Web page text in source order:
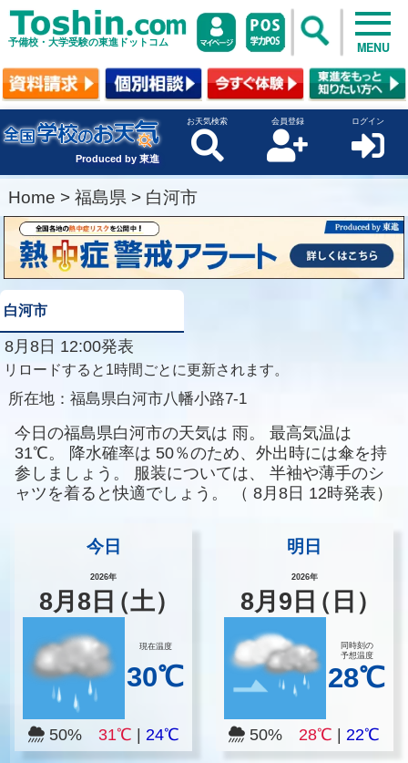
予備校・大学受験の東進ドットコム MENU
Produced by 東進
お天気検索 会員登録 ログイン
Home > 福島県 > 白河市
白河市
8月8日 12:00発表
リロードすると1時間ごとに更新されます。
所在地： 福島県白河市八幡小路7-1
今日の福島県白河市の天気は 雨。
最高気温は
31℃。
降水確率は 50％のため、外出時には傘を持
参しましょう。
服装については、
半袖や薄手のシ
ャツを着ると快適でしょう。
（ 8月8日 12時発表）
今日
2026年
8月8 日（土）
現在温度
30℃
50% 31℃ 24℃
明日
2026年
8月 9 日（日）
同時刻の
予想温度
28℃
50%28℃ |22℃